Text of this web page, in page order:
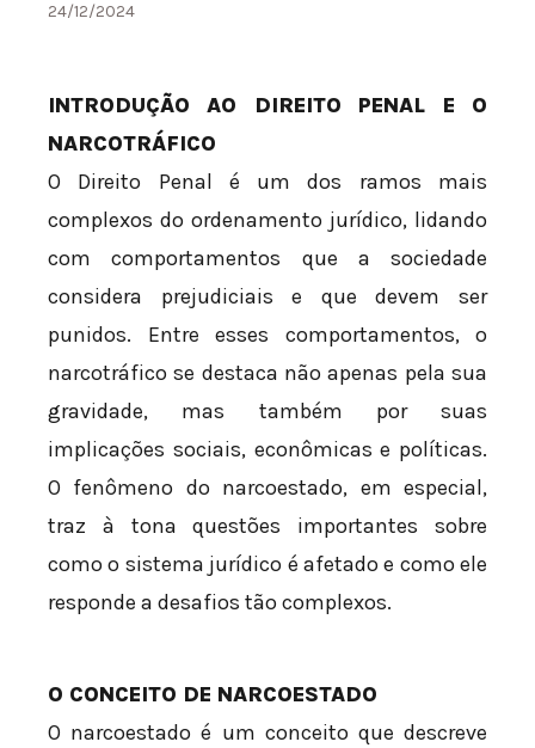
24/12/2024
INTRODUÇÃO AO DIREITO PENAL E O
NARCOTRÁFICO
O Direito Penal é um dos ramos mais
complexos do ordenamento jurídico, lidando
com comportamentos que a sociedade
considera prejudiciais e que devem ser
punidos. Entre esses comportamentos, o
narcotráfico se destaca não apenas pela sua
gravidade, mas também por suas
implicações sociais, econômicas e políticas.
O fenômeno do narcoestado, em especial,
traz à tona questões importantes sobre
como o sistema jurídico é afetado e como ele
responde a desafios tão complexos.
O CONCEITO DE NARCOESTADO
O narcoestado é um conceito que descreve